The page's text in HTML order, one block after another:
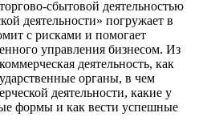
сбытовой деятельностью
деятельности» погружает в
с рисками и помогает
управления бизнесом. Из
деятельность, как
органы, в чем
деятельности, какие у
формы и как вести успешные